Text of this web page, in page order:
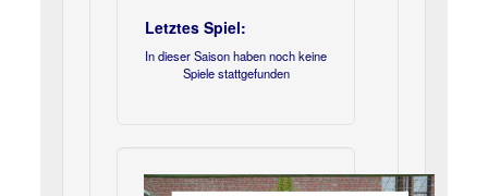
Letztes Spiel:
In dieser Saison haben noch keine
Spiele stattgefunden